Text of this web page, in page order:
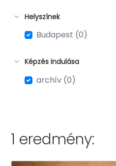
Helyszínek
Budapest (0)
Képzés indulása
archív (0)
1 eredmény: